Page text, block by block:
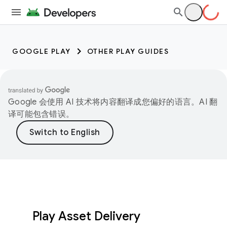
GOOGLE PLAY OTHER PLAY GUIDES
Google 会使用 AI 技术将内容翻译成您偏好的语言。AI 翻
译可能包含错误。
Play Asset Delivery